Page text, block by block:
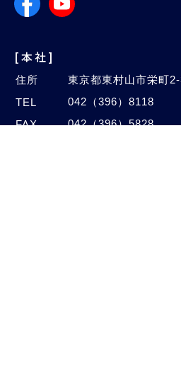
[本社]
住所
東京都東村山市栄町
TEL
042（396）8118
FAX
042（396）5828